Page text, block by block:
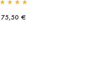
75,50 €